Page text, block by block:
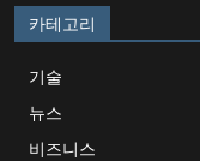
카테고리
기술
뉴스
비즈니스